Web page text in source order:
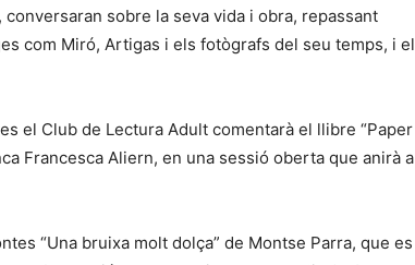
conversaran sobre la seva vida i obra, repassant
com Miró, Artigas i els fotògrafs del seu temps, i el
el Club de Lectura Adult comentarà el llibre “Paper
Francesca Aliern, en una sessió oberta que anirà a
“Una bruixa molt dolça” de Montse Parra, que es